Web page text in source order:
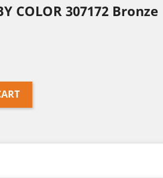
COLOR 307172 Bronze